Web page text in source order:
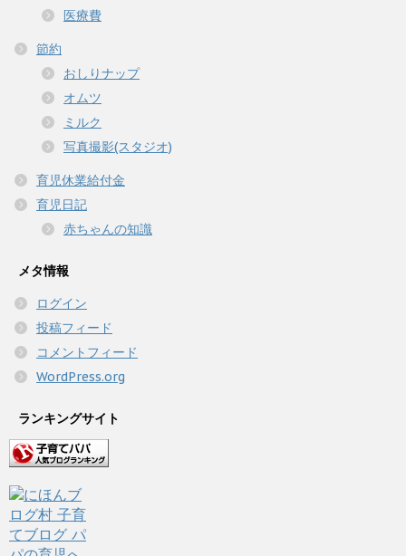
医療費
節約
おしりナップ
オムツ
ミルク
写真撮影(スタジオ)
育児休業給付金
育児日記
赤ちゃんの知識
メタ情報
ログイン
投稿フィード
コメントフィード
WordPress.org
ランキングサイト